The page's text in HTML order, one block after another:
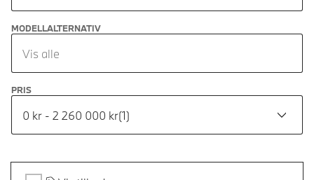
MODELLALTERNATIV
Vis alle
PRIS
0 kr - 2 260 000 kr(1)